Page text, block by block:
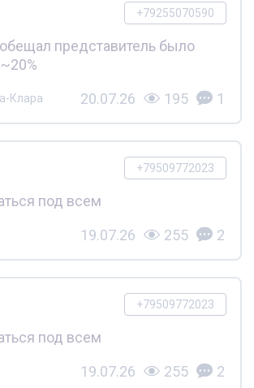
+79255070590
обещал представитель было
Клара 20.07.26 195 1
+79509772023
под всем
19.07.26 255 2
+79509772023
под всем
19.07.26 255 2